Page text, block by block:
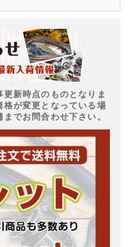
新時点のものとなりま
が変更となっている場
でお問合わせ下さい。